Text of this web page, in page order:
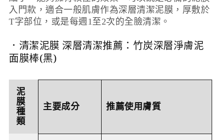
入門款，適合一般肌膚作為深層清潔泥膜，厚敷於
T字部位，或是每週1至2次的全臉清潔。
．清潔泥膜 深層清潔推薦： 竹炭深層淨膚泥
面膜棒(黑)
泥
膜
種
類
主要成分 推薦使用 膚質